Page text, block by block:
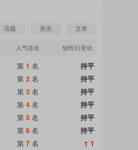
话题 资讯 文章
人气排名 较昨日变动
第 1 名
持平
第 2 名
持平
第 3 名
持平
第 4 名
持平
第 5 名
持平
第 6 名
持平
第 7 名
↑ 1